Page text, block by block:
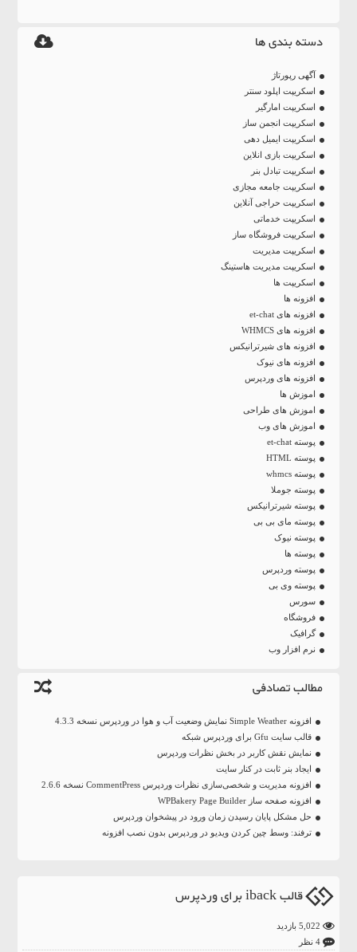
دسته بندی ها
آگهی رپورتاژ
اسکریپت اپلود سنتر
اسکریپت امارگیر
اسکریپت انجمن ساز
اسکریپت ایمیل دهی
اسکریپت بازی انلاین
اسکریپت تبادل بنر
اسکریپت جامعه مجازی
اسکریپت حراجی آنلاین
اسکریپت خدماتی
اسکریپت فروشگاه ساز
اسکریپت مدیریت
اسکریپت مدیریت هاستینگ
اسکریپت ها
افزونه ها
افزونه های et-chat
افزونه های WHMCS
افزونه های شیرترانیکس
افزونه های نیوک
افزونه های وردپرس
اموزش ها
اموزش های طراحی
اموزش های وب
پوسته et-chat
پوسته HTML
پوسته whmcs
پوسته جوملا
پوسته شیرترانیکس
پوسته مای بی بی
پوسته نیوک
پوسته ها
پوسته وردپرس
پوسته وی بی
سورس
فروشگاه
گرافیک
نرم افزار وب
مطالب تصادفی
افزونه Simple Weather نمایش وضعیت آب و هوا در وردپرس نسخه 4.3.3
قالب سایت Gfu برای وردپرس شبکه
نمایش نقش کاربر در بخش نظرات وردپرس
ایجاد بنر ثابت در کنار سایت
افزونه مدیریت و شخصی‌سازی نظرات وردپرس CommentPress نسخه 2.6.6
افزونه صفحه ساز WPBakery Page Builder
حل مشکل پایان رسیدن زمان ورود در پیشخوان وردپرس
ترفند: وسط چین کردن ویدیو در وردپرس بدون نصب افزونه
قالب iback برای وردپرس
4 نظر